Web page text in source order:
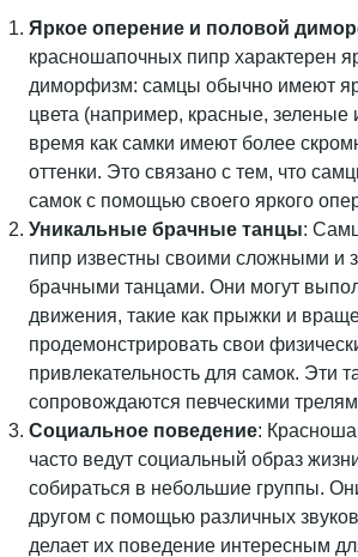
Яркое оперение и половой
красношапочных пипр характерен
диморфизм: самцы обычно имеют
цвета (например, красные, зеленые
время как самки имеют более
оттенки. Это связано с тем, что
самок с помощью своего яркого
Уникальные брачные танцы:
пипр известны своими сложными и
брачными танцами. Они могут
движения, такие как прыжки и
продемонстрировать свои
привлекательность для самок. Эти
сопровождаются певческими
Социальное поведение:
часто ведут социальный образ
собираться в небольшие группы.
другом с помощью различных
делает их поведение интересным